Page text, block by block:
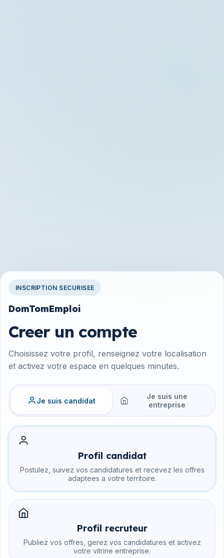
INSCRIPTION SECURISEE
DomTomEmploi
Creer un compte
Choisissez votre profil, renseignez votre localisation
et activez votre espace en quelques minutes.
Je suis candidat
Je suis une
entreprise
Profil candidat
Postulez, suivez vos candidatures et recevez les offres
adaptees a votre territoire.
Profil recruteur
Publiez vos offres, gerez vos candidatures et activez
votre vitrine entreprise.